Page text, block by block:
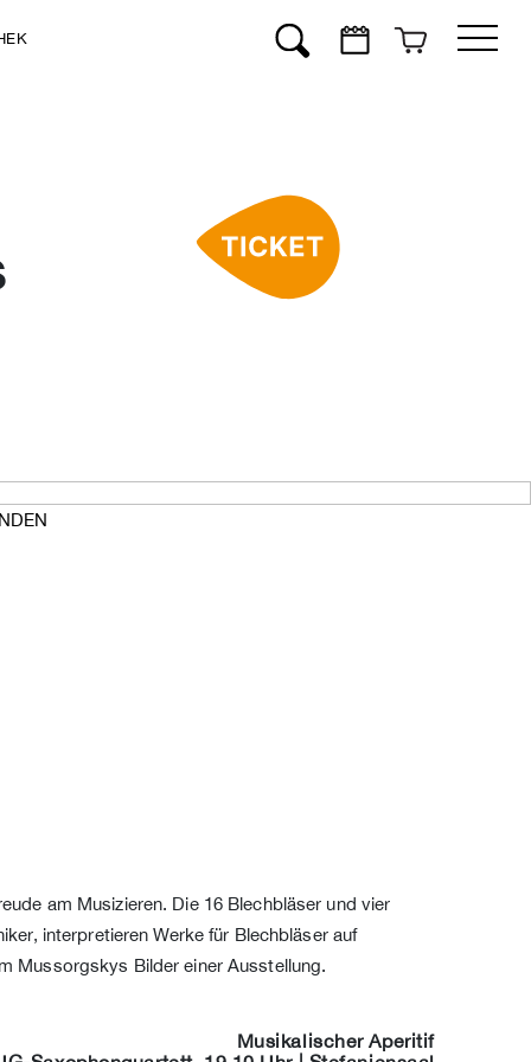
Suchen
am Musizieren. Die 16 Blechbläser und vier
interpretieren Werke für Blechbläser auf
Mussorgskys Bilder einer Ausstellung.
Musikalischer Aperitif